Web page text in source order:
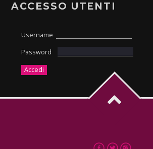
ACCESSO UTENTI
Username
Password